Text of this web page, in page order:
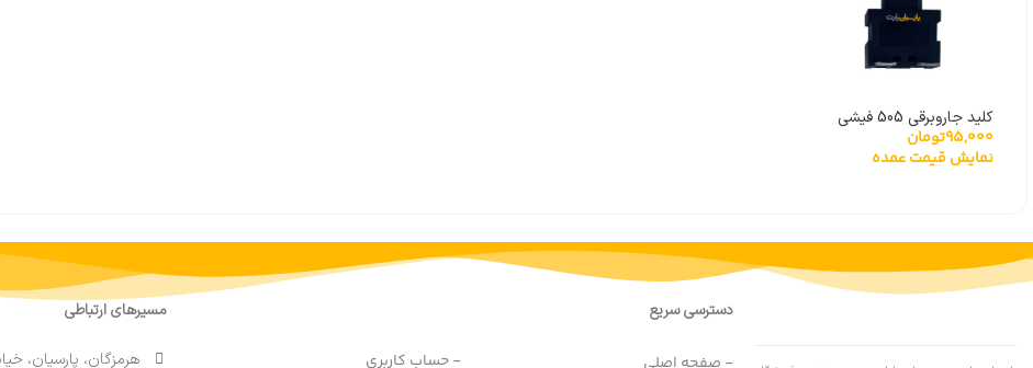
کلید جاروبرقی 505 فیشی
سوکت بغل درجه یک خارجی
95,000تومان
نمایش قیمت عمده
دسترسی سریع مسیرهای ارتباطی